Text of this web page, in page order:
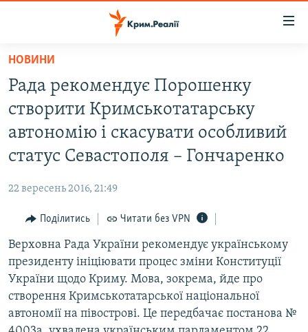
Перейти
основного
матеріалу
Перейти
до
основної
Перейти
пошуку
ВОДА.КРИМ
ВІДЕО ТА ФОТО
ПОЛІТИКА
ПОГЛЯД
ІНТЕРВ'Ю
ВСЕ ЗА ДЕНЬ
СПЕЦПРОЕКТИ
ДЕПОРТАЦІЯ
ВІДЕОУРОКИ «ELIFBE»
ЯК ОБІЙТИ БЛОКУВАННЯ
НОВИНИ
Рада рекомендує Порошенку
створити Кримськотатарську
автономію і скасувати особливий
статус Севастополя – Гончаренко
22 вересень 2016, 21:49
Поділитись Читати без VPN
Верховна Рада України рекомендує українському
президенту ініціювати процес зміни Конституції
України щодо Криму. Мова, зокрема, йде про
створення Кримськотатарської національної
автономії на півострові. Це передбачає постанова №